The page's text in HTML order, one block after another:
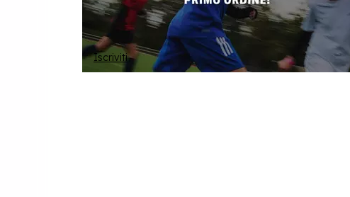
Iscriviti